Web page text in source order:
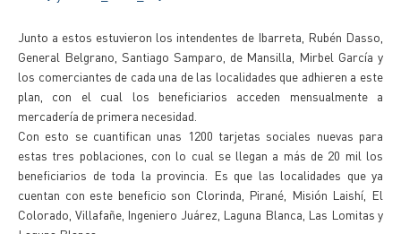
Junto a estos estuvieron los intendentes de Ibarreta, Rubén Dasso,
General Belgrano, Santiago Samparo, de Mansilla, Mirbel García y
los comerciantes de cada una de las localidades que adhieren a este
plan, con el cual los beneficiarios acceden mensualmente a
mercadería de primera necesidad.
Con esto se cuantifican unas 1200 tarjetas sociales nuevas para
estas tres poblaciones, con lo cual se llegan a más de 20 mil los
beneficiarios de toda la provincia. Es que las localidades que ya
cuentan con este beneficio son Clorinda, Pirané, Misión Laishí, El
Colorado, Villafañe, Ingeniero Juárez, Laguna Blanca, Las Lomitas y